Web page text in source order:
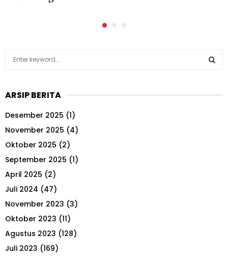
c
f
o
r
ARSIP BERITA
Desember 2025 (1)
November 2025 (4)
Oktober 2025 (2)
September 2025 (1)
April 2025 (2)
Juli 2024 (47)
November 2023 (3)
Oktober 2023 (11)
Agustus 2023 (128)
Juli 2023 (169)